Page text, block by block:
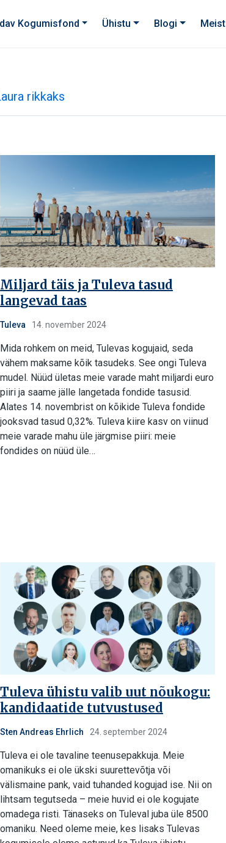
Kogumisfond Ühistu Blogi Meist
rikkaks
Miljard täis ja Tuleva tasud
langevad taas
Tuleva 14. november 2024
Mida rohkem on meid, Tulevas kogujaid, seda
vähem maksame kõik tasudeks. See ongi Tuleva
mudel. Nüüd ületas meie varade maht miljardi euro
piiri ja saame jälle langetada fondide tasusid.
Alates 14. novembrist on kõikide Tuleva fondide
jooksvad tasud 0,32%. Tuleva kiire kasv on viinud
meie varade mahu üle järgmise piiri: meie
fondides on nüüd üle…
Tuleva ühistu valib uut nõukogu:
kandidaatide tutvustused
Sten Andreas Ehrlich 24. september 2024
Tuleva ei ole tavaline teenusepakkuja. Meie
omanikuks ei ole ükski suurettevõtja või
välismaine pank, vaid tuhanded kogujad ise. Nii on
lihtsam tegutseda – meie huvid ei ole kogujate
omadega risti. Tänaseks on Tuleval juba üle 8500
omaniku. Need oleme meie, kes lisaks Tulevas